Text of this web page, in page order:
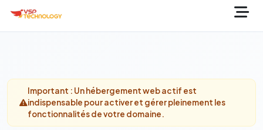
Important : Un hébergement web actif est
indispensable pour activer et gérer pleinement les
fonctionnalités de votre domaine.